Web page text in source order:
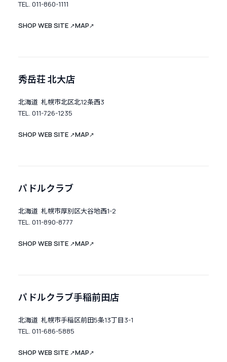
TEL. 011-860-1111
SHOP WEB SITE ↗MAP↗
秀岳荘 北大店
北海道 札幌市北区北12条西3
TEL. 011-726-1235
SHOP WEB SITE ↗MAP↗
パドルクラブ
北海道 札幌市厚別区大谷地西1-2
TEL. 011-890-8777
SHOP WEB SITE ↗MAP↗
パドルクラブ手稲前田店
北海道 札幌市手稲区前田5条13丁目3-1
TEL. 011-686-5885
SHOP WEB SITE ↗MAP↗